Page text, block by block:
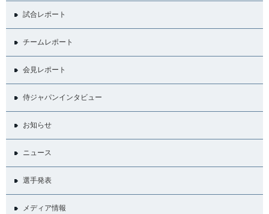
試合レポート
チームレポート
会見レポート
侍ジャパンインタビュー
お知らせ
ニュース
選手発表
メディア情報